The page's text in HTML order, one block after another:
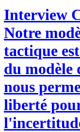
Interview
Notre
tactique
du
nous
liberté